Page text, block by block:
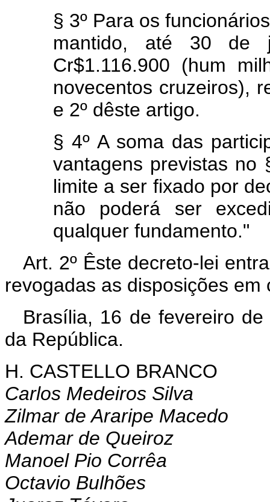
§ 3º Para os
mantido, até 30
Cr$1.116.900 (hum
novecentos cruzeiros),
e 2º dêste artigo.
§ 4º A soma das
vantagens previstas no
limite a ser fixado por
não poderá ser
qualquer fundamento."
Art. 2º Êste decreto-lei
revogadas as disposições em
Brasília, 16 de fevereiro
da República.
H. CASTELLO BRANCO
Carlos Medeiros Silva
Zilmar de Araripe Macedo
Ademar de Queiroz
Manoel Pio Corrêa
Octavio Bulhões